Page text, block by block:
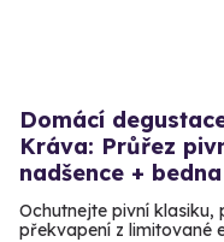
Domácí
Kráva: Průřez
nadšence +
Ochutnejte pivní klasiku,
překvapení z limitované